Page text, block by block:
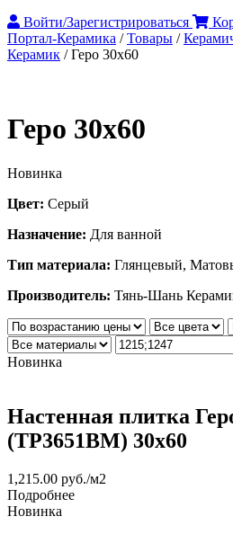
Войти/Зарегистрироваться
Портал-Керамика /Товары /
Керамик /Геро 30х60
Геро 30х60
Новинка
Цвет: Серый
Назначение: Для ванной
Тип материала: Глянцевый,
Производитель: Тянь-Шань
Новинка
Настенная плитка
(TP3651BM) 30х60
1,215.00 руб./м2
Подробнее
Новинка